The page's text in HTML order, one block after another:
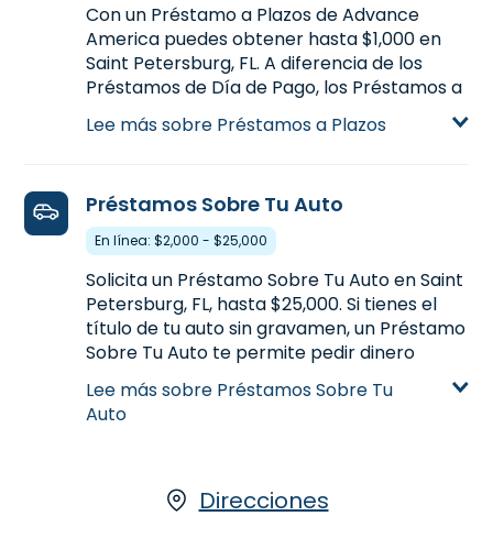
Con un Préstamo a Plazos de Advance
America puedes obtener hasta $1,000 en
Saint Petersburg, FL. A diferencia de los
Préstamos de Día de Pago, los Préstamos a
Plazos te proporcionan más dinero de una
vez y la habilidad de pagarlo a plazos con
2840 34th St. N en Saint Petersburg, FL, o
llamanos(727) 522-4047
Aprende más sobre Préstamos a Plazos
Lee más sobre Préstamos a Plazos
Préstamos Sobre Tu Auto
En línea: $2,000 - $25,000
Solicita un Préstamo Sobre Tu Auto en Saint
Petersburg, FL, hasta $25,000. Si tienes el
título de tu auto sin gravamen, un Préstamo
Sobre Tu Auto te permite pedir dinero
prestado basado en la valoración de tu
automóvil. Tu auto es la garantía para
obtener el dinero que necesitas y puedes
Préstamos Sobre Tu Auto disponibles a
Lee más sobre Préstamos Sobre Tu
Auto
Direcciones